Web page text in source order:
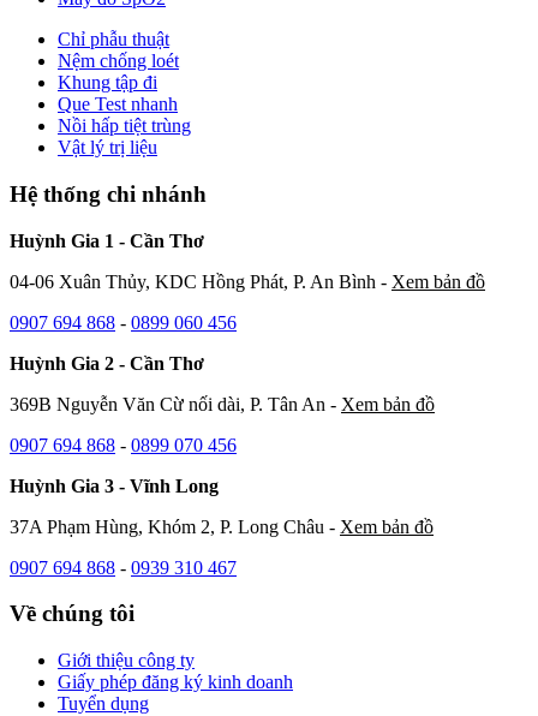
Chỉ phẫu thuật
Nệm chống loét
Khung tập đi
Que Test nhanh
Nồi hấp tiệt trùng
Vật lý trị liệu
Hệ thống chi nhánh
Huỳnh Gia 1 - Cần Thơ
04-06 Xuân Thủy, KDC Hồng Phát, P. An Bình - Xem bản đồ
0907 694 868 - 0899 060 456
Huỳnh Gia 2 - Cần Thơ
369B Nguyễn Văn Cừ nối dài, P. Tân An - Xem bản đồ
0907 694 868 - 0899 070 456
Huỳnh Gia 3 - Vĩnh Long
37A Phạm Hùng, Khóm 2, P. Long Châu - Xem bản đồ
0907 694 868 - 0939 310 467
Về chúng tôi
Giới thiệu công ty
Giấy phép đăng ký kinh doanh
Tuyển dụng